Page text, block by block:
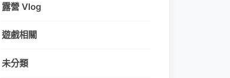
露營 Vlog
遊戲相關
未分類